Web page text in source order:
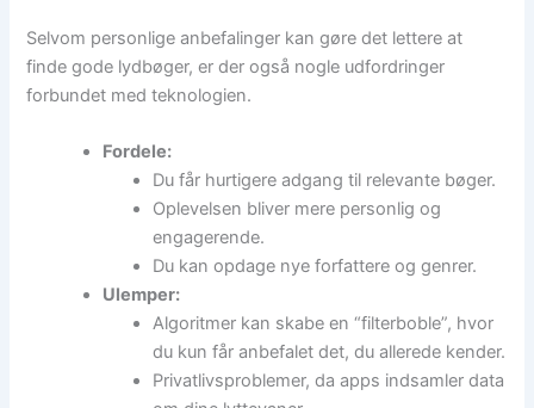
Selvom personlige anbefalinger kan gøre det lettere at
finde gode lydbøger, er der også nogle udfordringer
forbundet med teknologien.
Fordele:
Du får hurtigere adgang til relevante bøger.
Oplevelsen bliver mere personlig og
engagerende.
Du kan opdage nye forfattere og genrer.
Ulemper:
Algoritmer kan skabe en “filterboble”, hvor
du kun får anbefalet det, du allerede kender.
Privatlivsproblemer, da apps indsamler data